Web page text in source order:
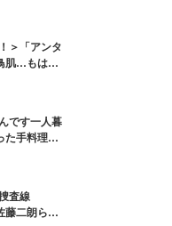
＞「アンタ
肌…もはや
です一人暮
た手料理公
査線
藤二朗ら新